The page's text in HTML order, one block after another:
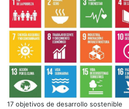
17 objetivos de desarrollo sostenible